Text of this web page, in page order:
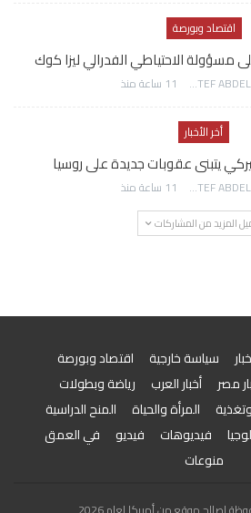
اقتصاد وبورصة
مسؤولة الاحتياطي الفدرالي ليزا كوك
AWATEF ABDELHAMED 11 ساعة منذ
أخر الأخبار
يتبنى عقوبات جديدة على روسيا
AWATEF ABDELHAMED 11 ساعة منذ
المزيد من المشاركات
سياسة خارجية
اقتصاد وبورصة
مصر أخبار العرب
رياضة وبطولات
المرأة والحياة
المنح الدراسية
فيديوهات فيديو
في العمق
منوعات